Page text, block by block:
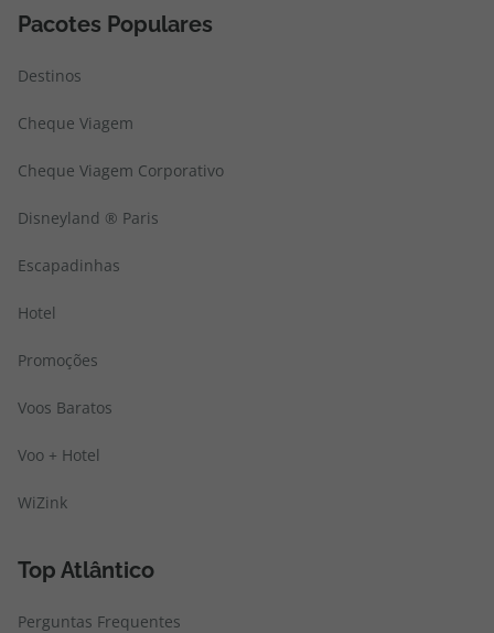
Pacotes Populares
Destinos
Cheque Viagem
Cheque Viagem Corporativo
Disneyland ® Paris
Escapadinhas
Hotel
Promoções
Voos Baratos
Voo + Hotel
WiZink
Top Atlântico
Perguntas Frequentes